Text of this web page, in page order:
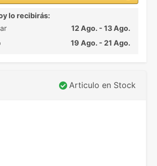
lo recibirás:
12 Ago. - 13 Ago.
19 Ago. - 21 Ago.
Articulo en Stock